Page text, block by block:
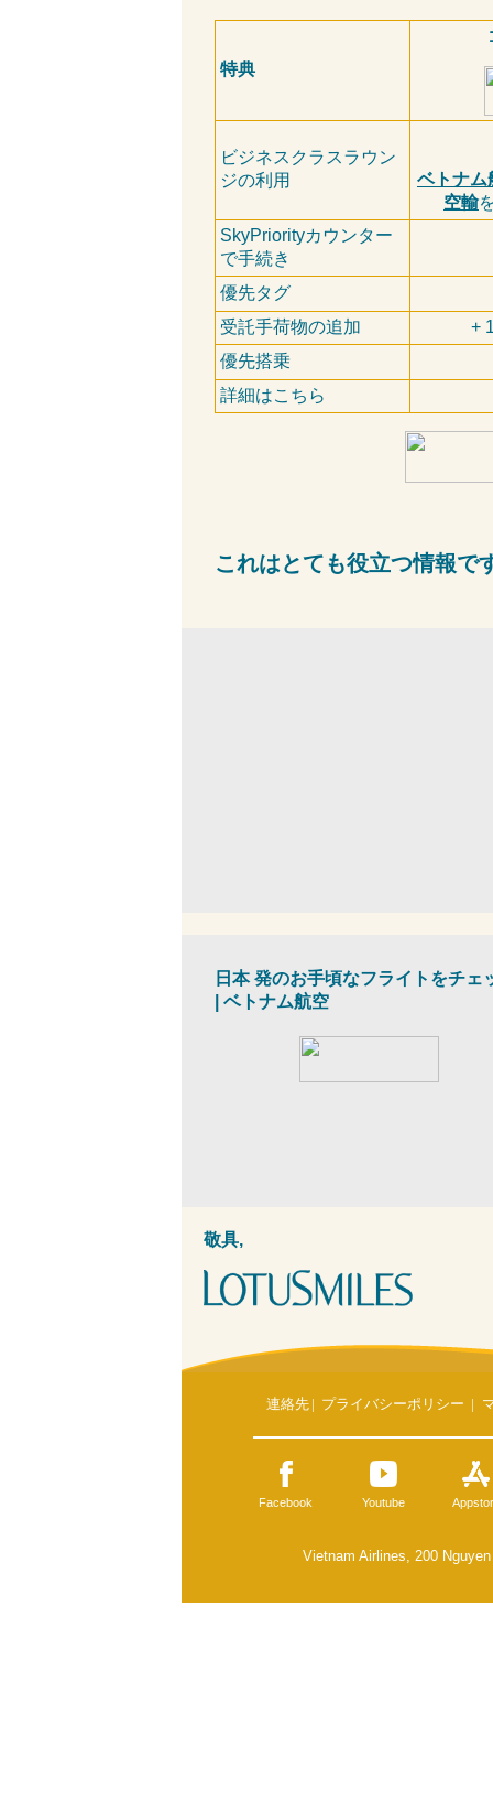
特典
ビジネスクラスラウン
ジの利用
ベトナム
空輸
SkyPriorityカウンター
で手続き
優先タグ
受託手荷物の追加
+
優先搭乗
詳細はこちら
これはとても役立つ情報で
日本 発のお手頃なフライトをチェ
ベトナム航空
敬具,
連絡先 | プライバシーポリシー |
Facebook Youtube
Vietnam Airlines, 200